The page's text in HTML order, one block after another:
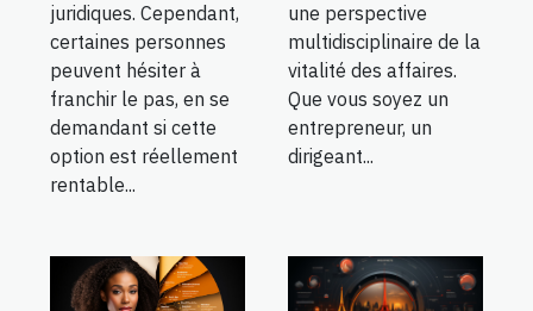
juridiques. Cependant,
certaines personnes
peuvent hésiter à
franchir le pas, en se
demandant si cette
option est réellement
rentable...
une perspective
multidisciplinaire de la
vitalité des affaires.
Que vous soyez un
entrepreneur, un
dirigeant...